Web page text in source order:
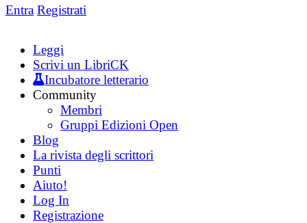
Entra Registrati
Leggi
Scrivi un LibriCK
Incubatore letterario
Community
Membri
Gruppi Edizioni Open
Blog
La rivista degli scrittori
Punti
Aiuto!
Log In
Registrazione